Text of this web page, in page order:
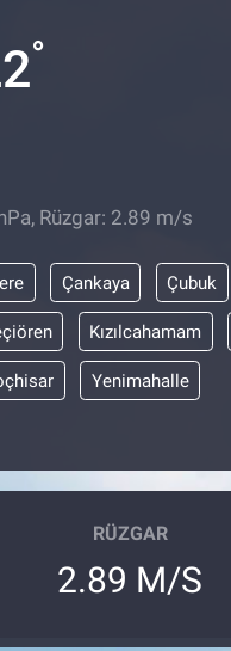
°
Rüzgar: 2.89 m/s
Çankaya Çubuk
Kızılcahamam
Yenimahalle
RÜZGAR
2.89 M/S